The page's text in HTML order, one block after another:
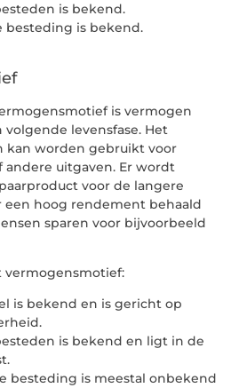
is bekend.
besteding is bekend.
is vermogen
levensfase. Het
kan worden gebruikt voor
andere uitgaven. Er wordt
voor de langere
hoog rendement behaald
sparen voor bijvoorbeeld
vermogensmotief:
is bekend en is gericht op
is bekend en ligt in de
besteding is meestal onbekend